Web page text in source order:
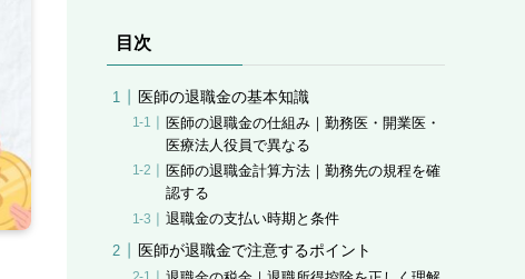
目次
医師の退職金の基本知識
医師の退職金の仕組み｜勤務医・開業医・
医療法人役員で異なる
医師の退職金計算方法｜勤務先の規程を確
認する
退職金の支払い時期と条件
医師が退職金で注意するポイント